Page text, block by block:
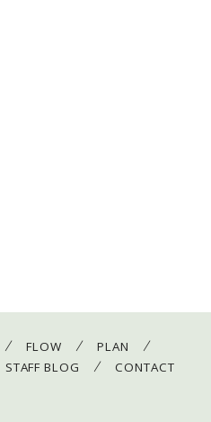
/FLOW /PLAN /
STAFF BLOG /CONTACT